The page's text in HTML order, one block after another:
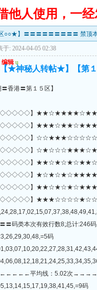
他人使用，一
○○★】〓〓〓〓〓〓〓〓〓 禁顶
于: 2024-04-05 02:38
编辑 u
【★神秘人转帖★】
〓香港〓第１５区】
人◇◇◇◇◇】
人◇◇◇◇◇】
人◇◇◇◇◇】
人◇◇◇◇◇】
人◇◇◇◇◇】
人◇◇◇◇◇】
人◇◇◇◇◇】
人◇◇◇◇◇】
〓码类本次有效行数8;总计:246
码
平均线：5.02次
码